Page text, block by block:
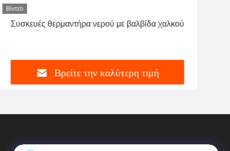
Βίντεο
Συσκευές θερμαντήρα νερού με βαλβίδα χαλκού
Βρείτε την καλύτερη τιμή